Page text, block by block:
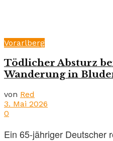
Vorarlberg
Tödlicher Absturz
Wanderung in
von Red
3. Mai 2026
0
Ein 65-jähriger Deutscher